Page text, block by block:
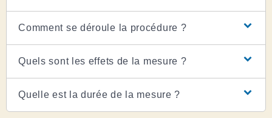
Comment se déroule la procédure ?
Quels sont les effets de la mesure ?
Quelle est la durée de la mesure ?